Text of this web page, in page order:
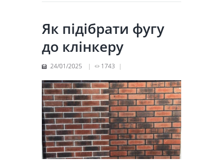
Як підібрати фугу
до клінкеру
24/01/2025 1743